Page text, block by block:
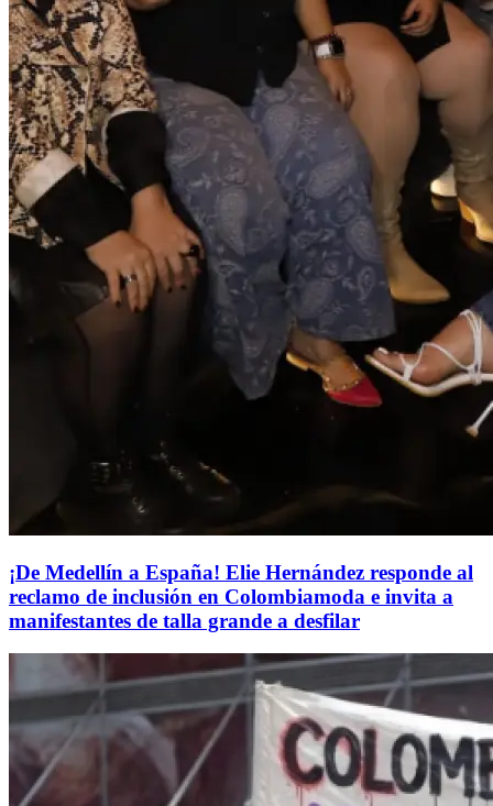
¡De Medellín a España! Elie Hernández responde al
reclamo de inclusión en Colombiamoda e invita a
manifestantes de talla grande a desfilar